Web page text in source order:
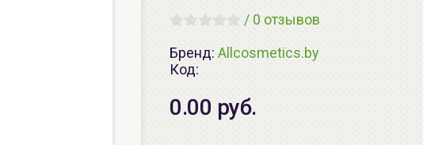
/ 0 отзывов
Бренд: Allcosmetics.by
Код:
0.00 руб.